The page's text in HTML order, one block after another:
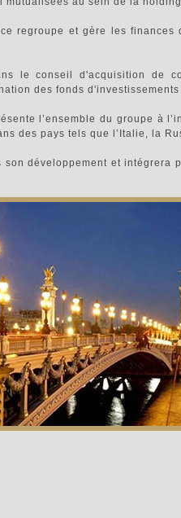
regroupe et gère les finances
le conseil d'acquisition de
des fonds
l’ensemble du groupe à
des pays tels que l’Italie, la
développement et intégrera